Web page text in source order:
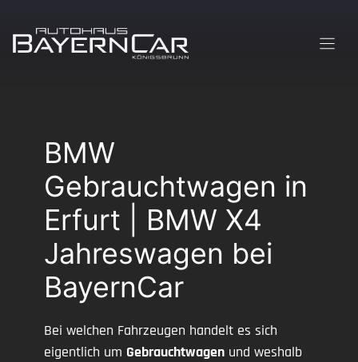
Inhalt
springen
BMW
Gebrauchtwagen in
Erfurt | BMW X4
Jahreswagen bei
BayernCar
Bei welchen Fahrzeugen handelt es sich
eigentlich um Gebrauchtwagen und weshalb